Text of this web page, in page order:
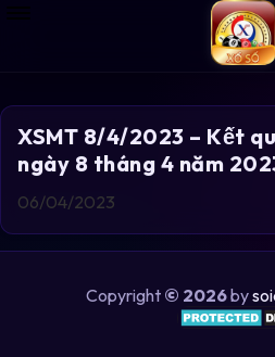
XSMT 8/4/2023 – Kết
ngày 8 tháng 4 năm
06/04/2023
Copyright © 2026by